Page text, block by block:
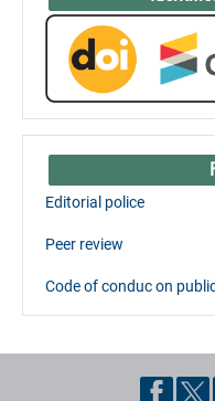
Editorial police
Peer review
Code of conduc on